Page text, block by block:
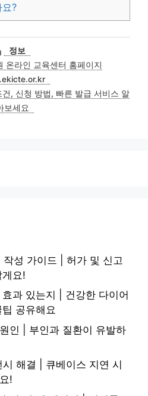
?
카
테
고
리
정보
온라인 교육센터 홈페이지
, 신청 방법, 빠른 발급 서비스 알
보세요
성 가이드 | 허가 및 신고
요!
과 있는지 | 건강한 다이어
공유해요
인 | 부인과 질환이 유발하
해결 | 큐베이스 지연 시
!